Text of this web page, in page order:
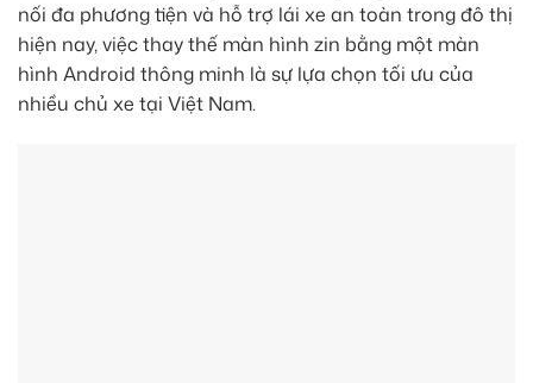
nối đa phương tiện và hỗ trợ lái xe an toàn trong đô thị
hiện nay, việc thay thế màn hình zin bằng một màn
hình Android thông minh là sự lựa chọn tối ưu của
nhiều chủ xe tại Việt Nam.